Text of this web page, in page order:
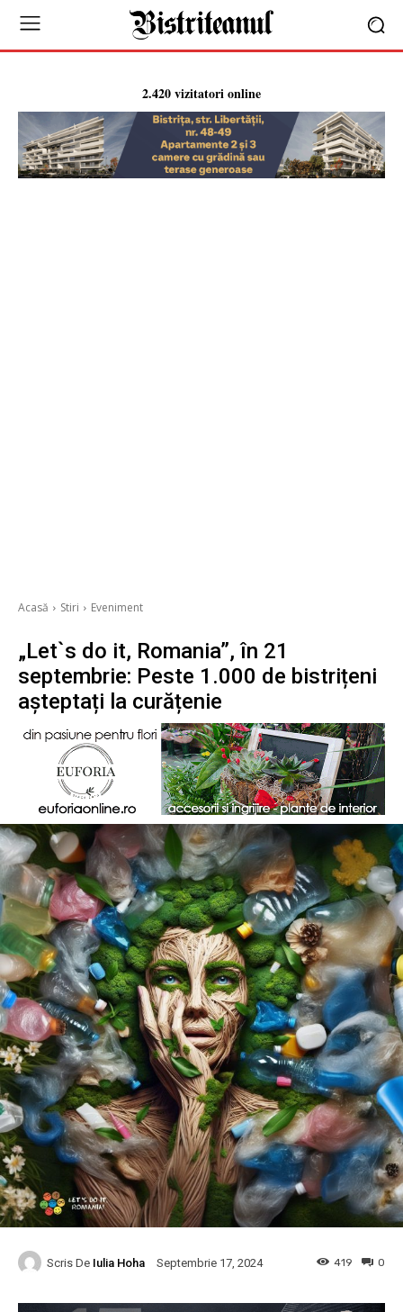
2.420 vizitatori online
Acasă Stiri Eveniment
„Let`s do it, Romania”, în 21
septembrie: Peste 1.000 de bistrițeni
așteptați la curățenie
Scris De Iulia Hoha Septembrie 17, 2024 0
419